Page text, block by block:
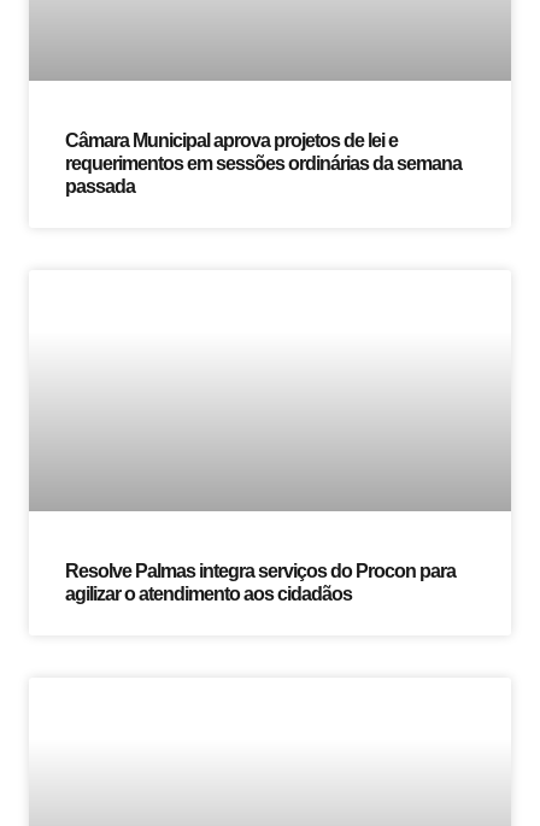
Câmara Municipal aprova projetos de lei e
requerimentos em sessões ordinárias da semana
passada
Resolve Palmas integra serviços do Procon para
agilizar o atendimento aos cidadãos